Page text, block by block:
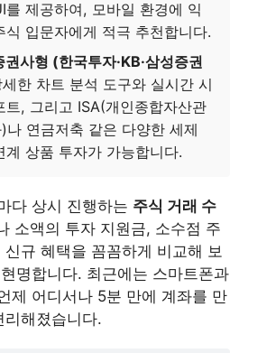
를 제공하여, 모바일 환경에 익
식 입문자에게 적극 추천합니다.
권사형 (한국투자·KB·삼성증권
한 차트 분석 도구와 실시간 시
트, 그리고 ISA(개인종합자산관
나 연금저축 같은 다양한 세제
계 상품 투자가 가능합니다.
다 상시 진행하는 주식 거래 수
소액의 투자 지원금, 소수점 주
규 혜택을 꼼꼼하게 비교해 보
명합니다. 최근에는 스마트폰과
제 어디서나 5분 만에 계좌를 만
해졌습니다.